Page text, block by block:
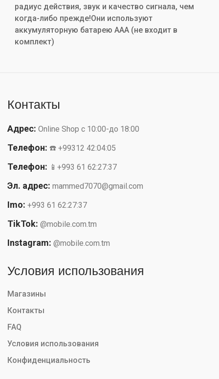
радиус действия, звук и качество сигнала, чем
когда-либо прежде!Они используют
аккумуляторную батарею AAA (не входит в
комплект)
Контакты
Адрес: Online Shop с 10:00-до 18:00
Телефон: ☎️ +99312 42:04:05
Телефон: 📱+993 61 62:27:37
Эл. адрес: mammed7070@gmail.com
Imo: +993 61 62:27:37
TikTok: @mobile.com.tm
Instagram: @mobile.com.tm
Условия использования
Магазины
Контакты
FAQ
Условия использования
Конфиденциальность